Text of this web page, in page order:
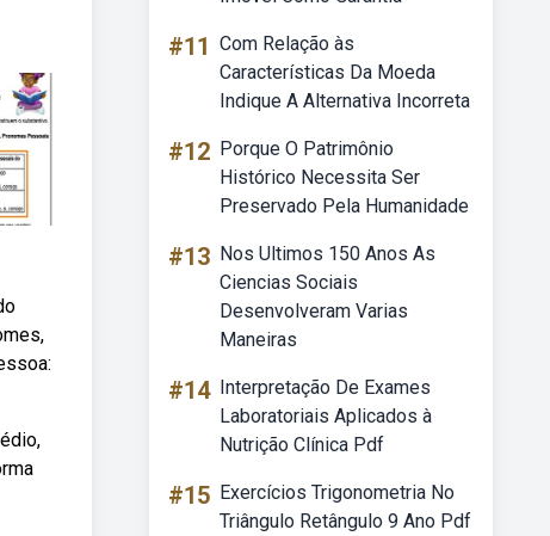
#11 Com Relação às
Características Da Moeda
Indique A Alternativa Incorreta
#12 Porque O Patrimônio
Histórico Necessita Ser
Preservado Pela Humanidade
#13 Nos Ultimos 150 Anos As
Ciencias Sociais
Desenvolveram Varias
Maneiras
#14 Interpretação De Exames
Laboratoriais Aplicados à
Nutrição Clínica Pdf
#15 Exercícios Trigonometria No
Triângulo Retângulo 9 Ano Pdf